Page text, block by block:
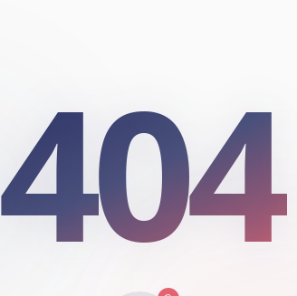
404
404